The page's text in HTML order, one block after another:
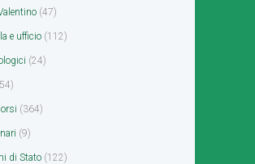
(47)
e ufficio (112)
(24)
(364)
(9)
di Stato (122)